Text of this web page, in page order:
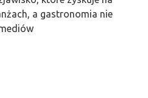
a gastronomia nie